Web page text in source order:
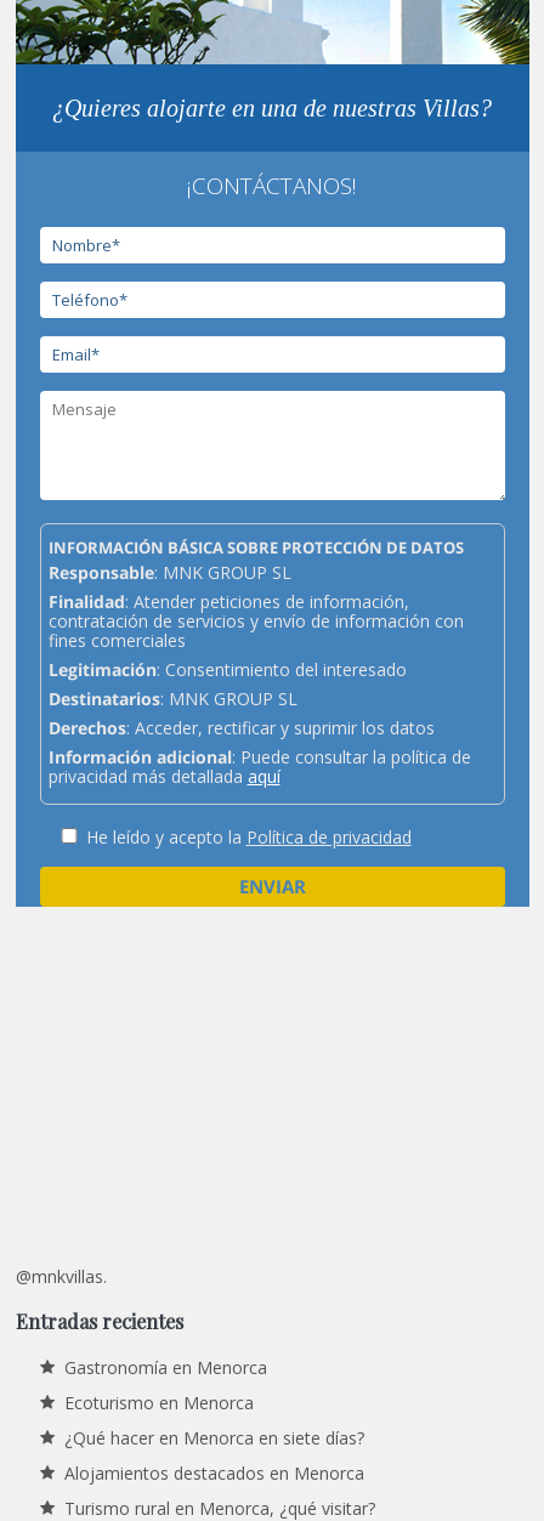
¿Quieres alojarte en una de nuestras Villas?
¡CONTÁCTANOS!
INFORMACIÓN BÁSICA SOBRE PROTECCIÓN DE DATOS
Responsable: MNK GROUP SL
Finalidad: Atender peticiones de información,
contratación de servicios y envío de información con
fines comerciales
Legitimación: Consentimiento del interesado
Destinatarios: MNK GROUP SL
Derechos: Acceder, rectificar y suprimir los datos
Información adicional: Puede consultar la política de
privacidad más detallada aquí
He leído y acepto la Política de privacidad
@mnkvillas.
Entradas recientes
Gastronomía en Menorca
Ecoturismo en Menorca
¿Qué hacer en Menorca en siete días?
Alojamientos destacados en Menorca
Turismo rural en Menorca, ¿qué visitar?